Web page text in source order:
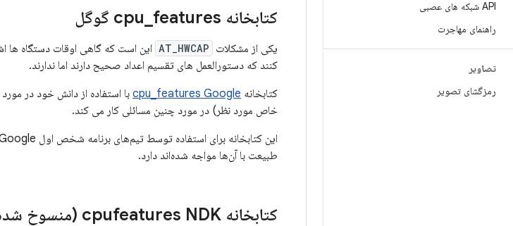
API شبکه های عصبی
راهنمای مهاجرت
تصاویر
رمزگشای تصویر
کتابخانه cpu features گوگل
یکی از مشکلات AT_HWCAP این است که گاهی اوقات دستگاه ها
کنند که دستورالعمل های تقسیم اعداد صحیح دارند اما ندارند.
کتابخانه cpu_features Google با استفاده از دانش خود در مورد SoCهای خاص (با تجزیه
خاص مورد نظر) در مورد چنین مسائلی کار می کند.
طبیعت با آن‌ها مواجه شده‌اند دارد.
کتابخانه cpufeatures NDK (منسوخ شده)